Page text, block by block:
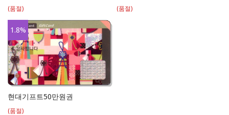
(품절) (품절)
1.8%
현대기프트50만원권
(품절)